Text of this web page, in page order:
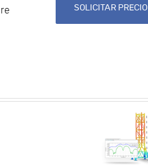
SOLICITAR PRECIO